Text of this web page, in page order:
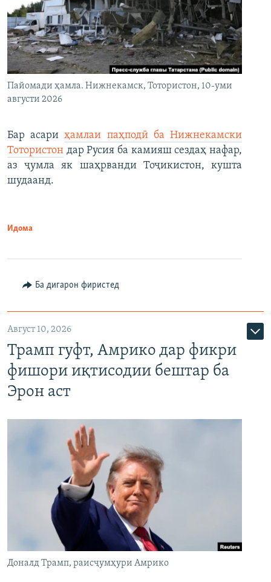
Пайомади ҳамла. Нижнекамск, Тотористон, 10-уми
августи 2026
Бар асариҳамлаи паҳподӣ ба Нижнекамски
Тотористон дар Русия ба камияш сездаҳ нафар,
аз ҷумла як шаҳрванди Тоҷикистон, кушта
шудаанд.
Идома
Ба дигарон фиристед
Август 10, 2026
Трамп гуфт, Амрико дар фикри
фишори иқтисодии бештар ба
Эрон аст
Доналд Трамп, раисҷумҳури Амрико